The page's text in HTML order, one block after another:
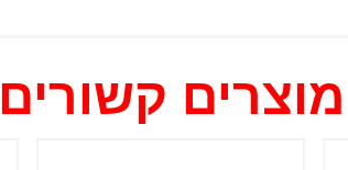
מוצרים קשורים